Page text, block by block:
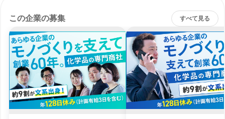
この企業の募集 すべて見る